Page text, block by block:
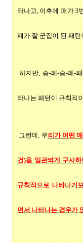
타나고, 이후에 패가 3
패가 잘 군집이 된 패
하지만, 승-패-승-패-
타나는 패턴이 규칙적
그런데, 우리가 어떤
건)을 일관되게 구사
규칙적으로 나타나기
면서 나타나는 경우가